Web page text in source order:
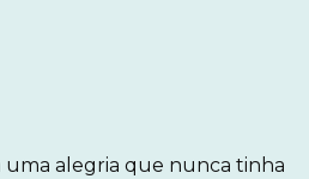
uma alegria que nunca tinha